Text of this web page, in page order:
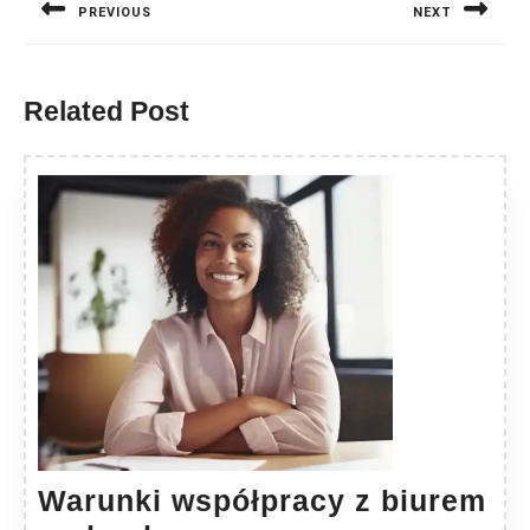
PREVIOUS NEXT
Related Post
Warunki współpracy z biurem